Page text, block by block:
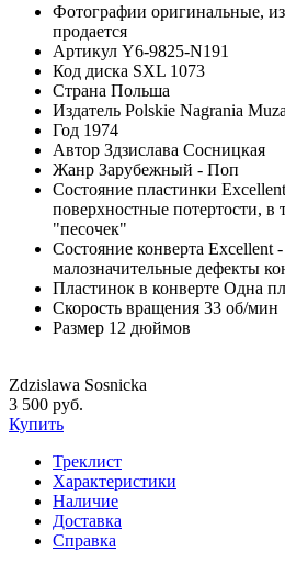
Фотографии оригинальные,
продается
Артикул Y6-9825-N191
Код диска SXL 1073
Страна Польша
Издатель Polskie Nagrania Muza
Год 1974
Автор Здзислава Сосницкая
Жанр Зарубежный - Поп
Состояние пластинки
поверхностные потертости, в
"песочек"
Состояние конверта Excellent
малозначительные дефекты
Пластинок в конверте Одна
Скорость вращения 33 об/мин
Размер 12 дюймов
Zdzislawa Sosnicka
3 500 руб.
Купить
Треклист
Характеристики
Наличие
Доставка
Справка